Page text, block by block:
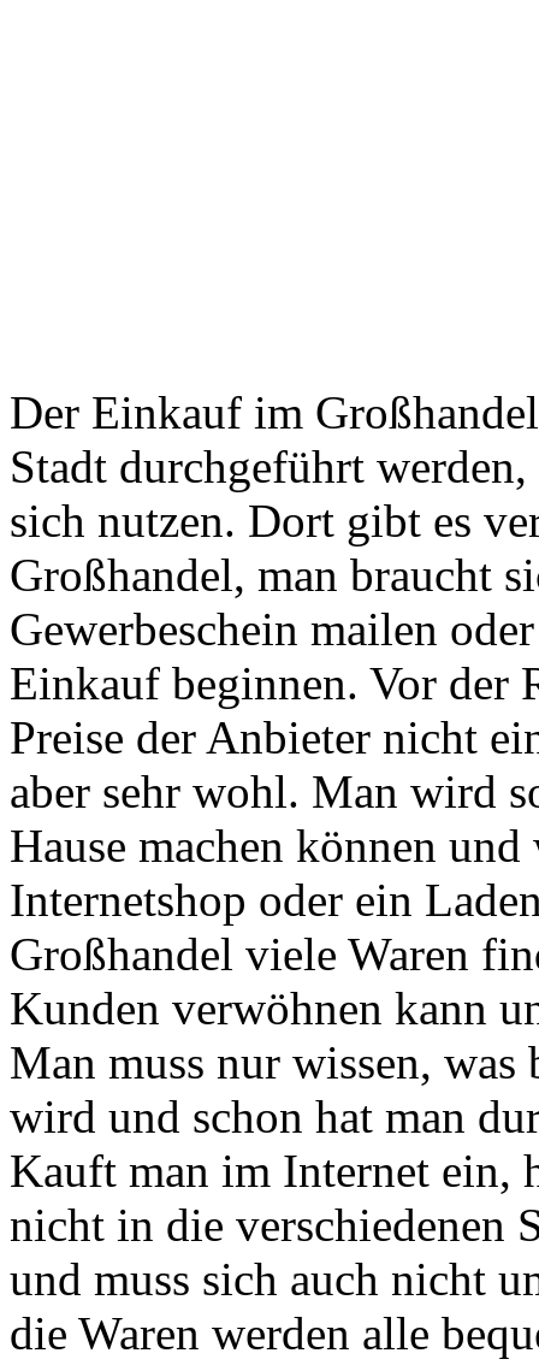
Der Einkauf im
Stadt durchgeführt
sich nutzen. Dort gibt es
Großhandel, man braucht
Gewerbeschein mailen
Einkauf beginnen. Vor der
Preise der Anbieter nicht
aber sehr wohl. Man wird
Hause machen können
Internetshop oder ein
Großhandel viele Waren
Kunden verwöhnen kann
Man muss nur wissen,
wird und schon hat man
Kauft man im Internet ein,
nicht in die verschiedenen
und muss sich auch nicht
die Waren werden alle